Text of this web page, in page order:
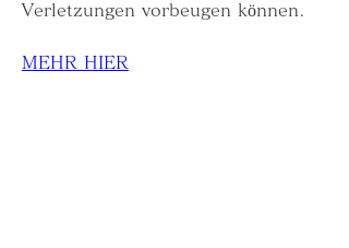
Verletzungen vorbeugen können.
MEHR HIER